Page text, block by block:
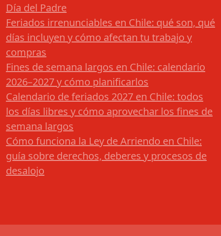
Día del Padre
Feriados irrenunciables en Chile: qué son, qué
días incluyen y cómo afectan tu trabajo y
compras
Fines de semana largos en Chile: calendario
2026–2027 y cómo planificarlos
Calendario de feriados 2027 en Chile: todos
los días libres y cómo aprovechar los fines de
semana largos
Cómo funciona la Ley de Arriendo en Chile:
guía sobre derechos, deberes y procesos de
desalojo